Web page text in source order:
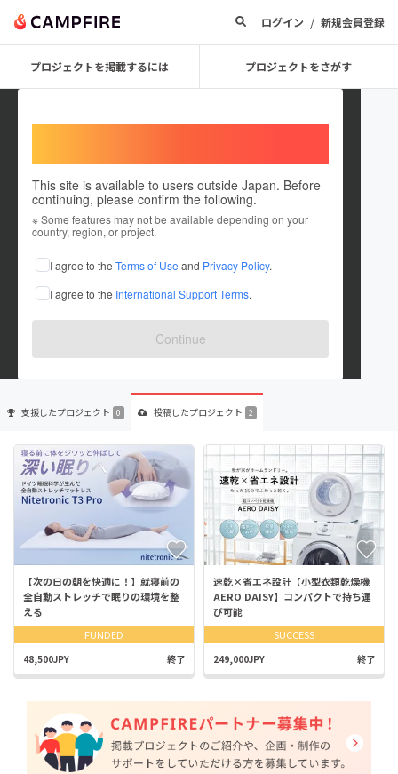
ログイン / 新規会員登録
プロジェクトを掲載するには プロジェクトをさがす
This site is available to users outside Japan. Before
continuing, please confirm the following.
※ Some features may not be available depending on your
country, region, or project.
I agree to the Terms of Use and Privacy Policy.
I agree to the International Support Terms.
Continue
unimor0316
これまでに2件のプロジェクトを投稿しています
在住国：日本 現在地：大阪府
出身国：日本 出身地：大阪府
支援したプロジェクト 0 投稿したプロジェクト 2
【次の日の朝を快適に！】就寝前の
全自動ストレッチで眠りの環境を整
える
FUNDED
48,500JPY 終了
速乾×省エネ設計【小型衣類乾燥機
AERO DAISY】コンパクトで持ち運
び可能
SUCCESS
249,000JPY 終了